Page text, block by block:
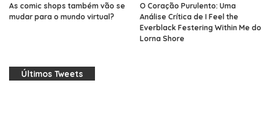
As comic shops também vão se
mudar para o mundo virtual?
O Coração Purulento: Uma
Análise Crítica de I Feel the
Everblack Festering Within Me do
Lorna Shore
Últimos Tweets